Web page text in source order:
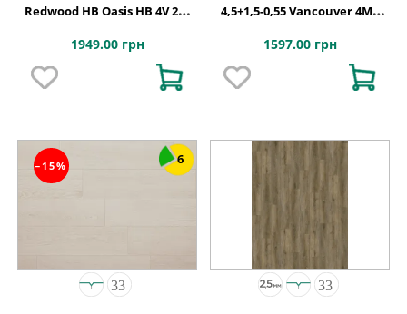
Redwood HB Oasis HB 4V 2G-
1949.00 грн
4,5+1,5-0,55 Vancouver 4MV
1597.00 грн
−15% 6